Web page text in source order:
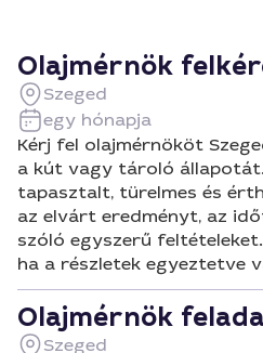
Olajmérnök
Szeged
egy hónapja
Kérj fel olajmérnököt
a kút vagy tároló
tapasztalt, türelmes és
az elvárt eredményt, az
szóló egyszerű
ha a részletek egyeztetve
Olajmérnök
Szeged